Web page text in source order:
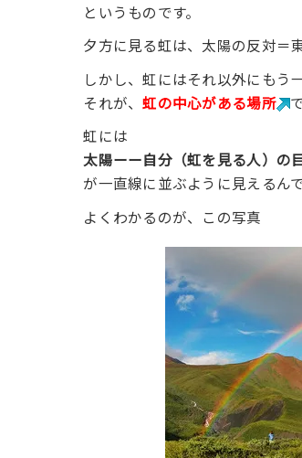
というものです。
夕方に見る虹は、太陽の反対＝
しかし、虹にはそれ以外にもう
それが、虹の中心がある場所
虹には
太陽ーー自分（虹を見る人）の
が一直線に並ぶように見えるんで
よくわかるのが、この写真